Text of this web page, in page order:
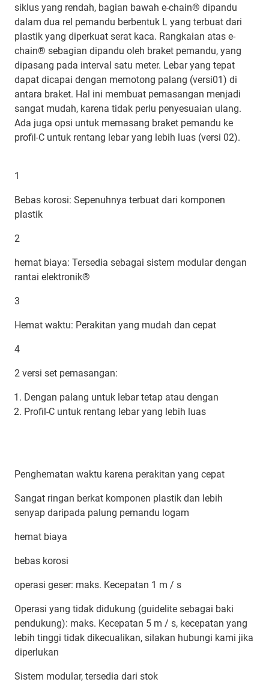
siklus yang rendah, bagian bawah e-chain® dipandu
dalam dua rel pemandu berbentuk L yang terbuat dari
plastik yang diperkuat serat kaca. Rangkaian atas e-
chain® sebagian dipandu oleh braket pemandu, yang
dipasang pada interval satu meter. Lebar yang tepat
dapat dicapai dengan memotong palang (versi01) di
antara braket. Hal ini membuat pemasangan menjadi
sangat mudah, karena tidak perlu penyesuaian ulang.
Ada juga opsi untuk memasang braket pemandu ke
profil-C untuk rentang lebar yang lebih luas (versi 02).
1
Bebas korosi: Sepenuhnya terbuat dari komponen
plastik
2
hemat biaya: Tersedia sebagai sistem modular dengan
rantai elektronik®
3
Hemat waktu: Perakitan yang mudah dan cepat
4
2 versi set pemasangan:
Dengan palang untuk lebar tetap atau dengan
Profil-C untuk rentang lebar yang lebih luas
Penghematan waktu karena perakitan yang cepat
Sangat ringan berkat komponen plastik dan lebih
senyap daripada palung pemandu logam
hemat biaya
bebas korosi
operasi geser: maks. Kecepatan 1 m / s
Operasi yang tidak didukung (guidelite sebagai baki
pendukung): maks. Kecepatan 5 m / s, kecepatan yang
lebih tinggi tidak dikecualikan, silakan hubungi kami jika
diperlukan
Sistem modular, tersedia dari stok